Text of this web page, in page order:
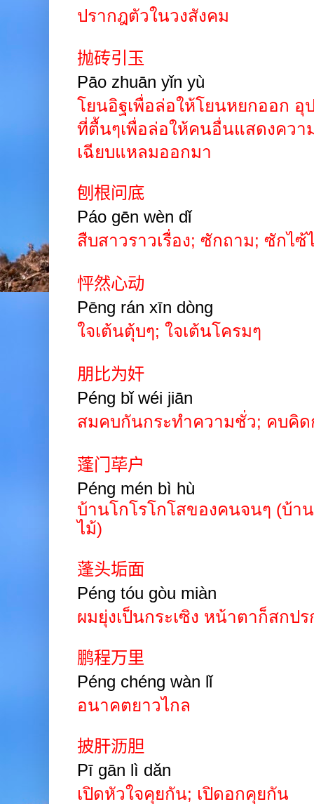
ปรากฎตัวในวงสังคม
抛砖引玉
Pāo zhuān yǐn yù
โยนอิฐเพื่อล่อให้โยนหยกออก อุ
ที่ตื้นๆเพื่อล่อให้คนอื่นแสดงควา
เฉียบแหลมออกมา
刨根问底
Páo gēn wèn dǐ
สืบสาวราวเรื่อง; ซักถาม; ซักไซ้
怦然心动
Pēng rán xīn dòng
ใจเต้นตุ้บๆ; ใจเต้นโครมๆ
朋比为奸
Péng bǐ wéi jiān
สมคบกันกระทำความชั่ว; คบคิด
蓬门荜户
Péng mén bì hù
บ้านโกโรโกโสของคนจนๆ (บ้า
ไม้)
蓬头垢面
Péng tóu gòu miàn
ผมยุ่งเป็นกระเซิง หน้าตาก็สกป
鹏程万里
Péng chéng wàn lǐ
อนาคตยาวไกล
披肝沥胆
Pī gān lì dǎn
เปิดหัวใจคุยกัน; เปิดอกคุยกัน